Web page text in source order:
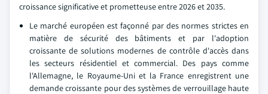
croissance significative et prometteuse entre 2026 et 2035.
Le marché européen est façonné par des normes strictes en
matière de sécurité des bâtiments et par l'adoption
croissante de solutions modernes de contrôle d'accès dans
les secteurs résidentiel et commercial. Des pays comme
l'Allemagne, le Royaume-Uni et la France enregistrent une
demande croissante pour des systèmes de verrouillage haute